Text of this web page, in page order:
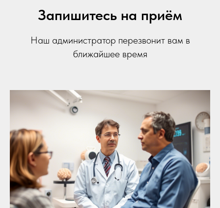
Запишитесь на приём
Наш администратор перезвонит вам в
ближайшее время